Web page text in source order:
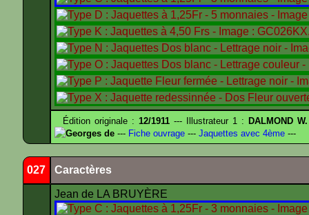
Édition originale : 12/1911 --- Illustrateur 1 : DALMOND W.
Georges de --- Fiche ouvrage --- Jaquettes avec 4ème ---
027 Caractères
Jean de LA BRUYÈRE